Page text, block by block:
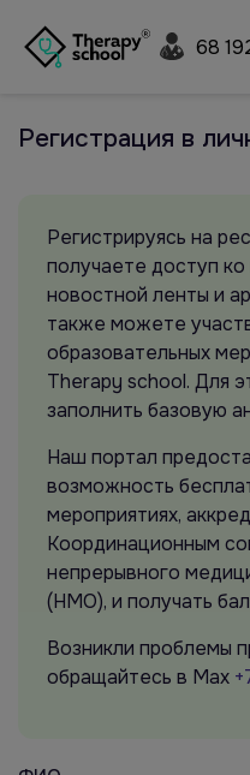
68
Регистрация в
Регистрируясь на
получаете доступ
новостной ленты и
также можете
образовательных
Therapy school. Для
заполнить базовую
Наш портал
возможность
мероприятиях,
Координационным
непрерывного
(НМО), и получать
Возникли проблемы
обращайтесь в Max